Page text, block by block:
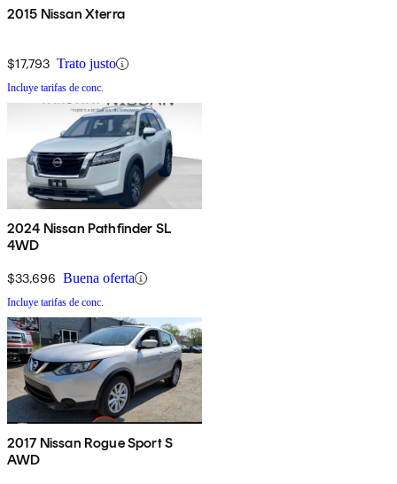
2015 Nissan Xterra
$17,793 Trato justo
Incluye tarifas de conc.
2024 Nissan Pathfinder SL
4WD
$33,696 Buena oferta
Incluye tarifas de conc.
2017 Nissan Rogue Sport S
AWD